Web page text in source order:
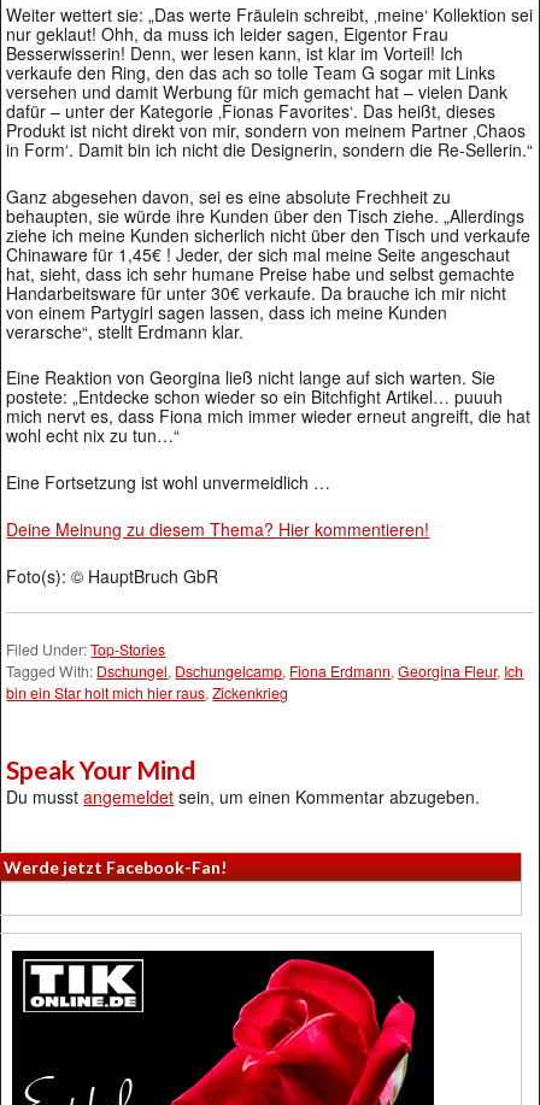
Weiter wettert sie: „Das werte Fräulein schreibt, ‚meine‘ Kollektion sei
nur geklaut! Ohh, da muss ich leider sagen, Eigentor Frau
Besserwisserin! Denn, wer lesen kann, ist klar im Vorteil! Ich
verkaufe den Ring, den das ach so tolle Team G sogar mit Links
versehen und damit Werbung für mich gemacht hat – vielen Dank
dafür – unter der Kategorie ‚Fionas Favorites‘. Das heißt, dieses
Produkt ist nicht direkt von mir, sondern von meinem Partner ‚Chaos
in Form‘. Damit bin ich nicht die Designerin, sondern die Re-Sellerin.“
Ganz abgesehen davon, sei es eine absolute Frechheit zu
behaupten, sie würde ihre Kunden über den Tisch ziehe. „Allerdings
ziehe ich meine Kunden sicherlich nicht über den Tisch und verkaufe
Chinaware für 1,45€ ! Jeder, der sich mal meine Seite angeschaut
hat, sieht, dass ich sehr humane Preise habe und selbst gemachte
Handarbeitsware für unter 30€ verkaufe. Da brauche ich mir nicht
von einem Partygirl sagen lassen, dass ich meine Kunden
verarsche“, stellt Erdmann klar.
Eine Reaktion von Georgina ließ nicht lange auf sich warten. Sie
postete: „Entdecke schon wieder so ein Bitchfight Artikel… puuuh
mich nervt es, dass Fiona mich immer wieder erneut angreift, die hat
wohl echt nix zu tun…“
Eine Fortsetzung ist wohl unvermeidlich …
Deine Meinung zu diesem Thema? Hier kommentieren!
Foto(s): © HauptBruch GbR
Filed Under:Top-Stories
Tagged With: Dschungel, Dschungelcamp, Fiona Erdmann,Georgina Fleur, Ich
bin ein Star holt mich hier raus,Zickenkrieg
Speak Your Mind
Du musstangemeldet sein, um einen Kommentar abzugeben.
Werde jetzt Facebook-Fan!